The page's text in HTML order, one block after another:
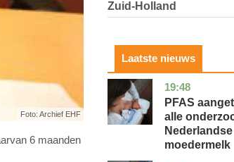
Foto: Archief EHF
6 maanden
Zuid-Holland
Laatste nieuws
19:48
utrecht
gezondheid
PFAS
alle
Nederlandse
moedermelk